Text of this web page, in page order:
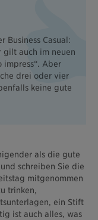
Business Casual:
gilt auch im neuen
impress“. Aber
drei oder vier
keine gute
als die gute
schreiben Sie die
mitgenommen
trinken,
ein Stift
ist auch alles, was